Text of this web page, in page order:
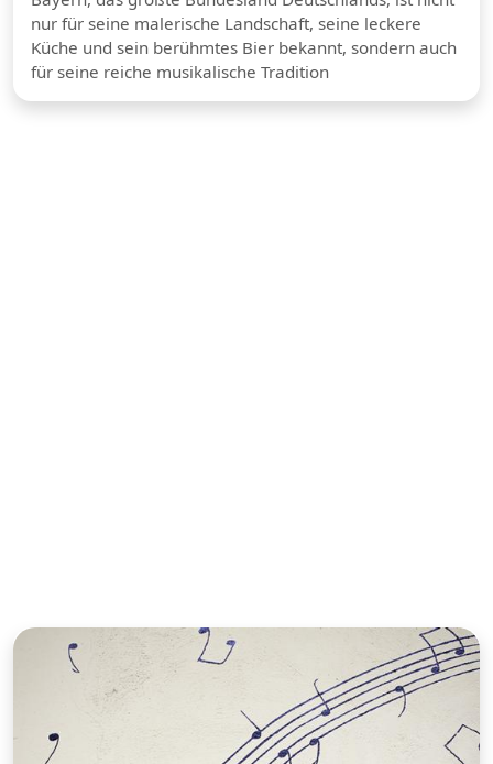
nur für seine malerische Landschaft, seine leckere
Küche und sein berühmtes Bier bekannt, sondern auch
für seine reiche musikalische Tradition